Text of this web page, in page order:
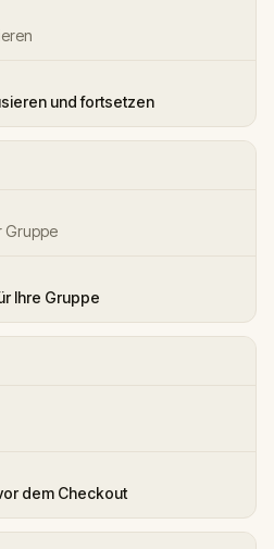
und fortsetzen
Gruppe
Ihre Gruppe
dem Checkout